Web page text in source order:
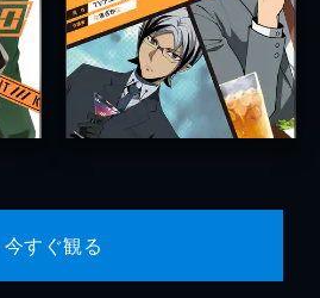
今すぐ観る